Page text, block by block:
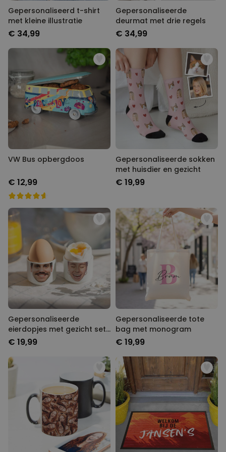
Gepersonaliseerd t-shirt
met kleine illustratie
€ 34,99
Gepersonaliseerde
deurmat met drie regels
€ 34,99
VW Bus opbergdoos
€ 12,99
Gepersonaliseerde sokken
met huisdier en gezicht
€ 19,99
Gepersonaliseerde
eierdopjes met gezicht set
van twee
€ 19,99
Gepersonaliseerde tote
bag met monogram
€ 19,99